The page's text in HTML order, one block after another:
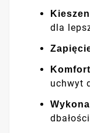
dla
uchwyt